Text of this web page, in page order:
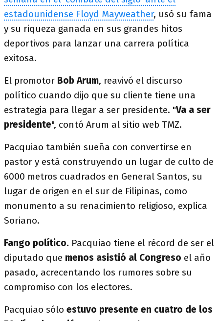
estadounidense Floyd Mayweather, usó su fama
y su riqueza ganada en sus grandes hitos
deportivos para lanzar una carrera política
exitosa.
El promotor Bob Arum, reavivó el discurso
político cuando dijo que su cliente tiene una
estrategia para llegar a ser presidente. "Va a ser
presidente", contó Arum al sitio web TMZ.
Pacquiao también sueña con convertirse en
pastor y está construyendo un lugar de culto de
6000 metros cuadrados en General Santos, su
lugar de origen en el sur de Filipinas, como
monumento a su renacimiento religioso, explica
Soriano.
Fango político. Pacquiao tiene el récord de ser el
diputado que menos asistió al Congreso el año
pasado, acrecentando los rumores sobre su
compromiso con los electores.
Pacquiao sólo estuvo presente en cuatro de los